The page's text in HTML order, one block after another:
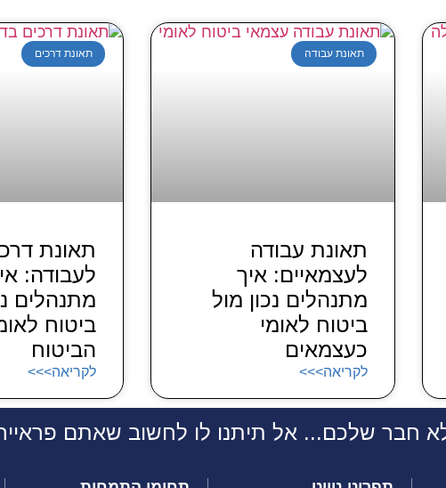
תאונת עבודה
תאונת עבודה
לעצמאיים: איך
מתנהלים נכון מול
ביטוח לאומי
כעצמאים
לקריאה>>>
תאונת דרכים
תאונת
לעבודה:
מתנהלים
ביטוח
הביטוח
לקריאה>>>
חבר שלכם... אל תיתנו לו לחשוב שאתם